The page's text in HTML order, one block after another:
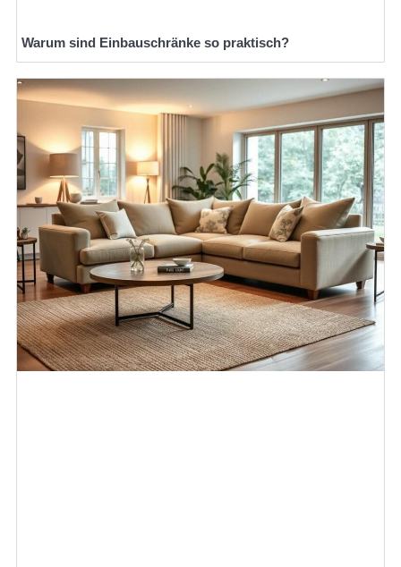
Warum sind Einbauschränke so praktisch?